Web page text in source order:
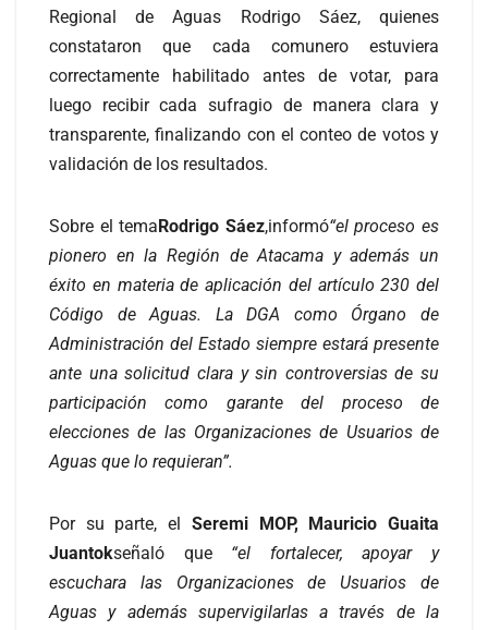
Regional de Aguas Rodrigo Sáez, quienes
constataron que cada comunero estuviera
correctamente habilitado antes de votar, para
luego recibir cada sufragio de manera clara y
transparente, finalizando con el conteo de votos y
validación de los resultados.
Sobre el tema Rodrigo Sáez,informó“el proceso es
pionero en la Región de Atacama y además un
éxito en materia de aplicación del artículo 230 del
Código de Aguas. La DGA como Órgano de
Administración del Estado siempre estará presente
ante una solicitud clara y sin controversias de su
participación como garante del proceso de
elecciones de las Organizaciones de Usuarios de
Aguas que lo requieran”.
Por su parte, el Seremi MOP, Mauricio Guaita
Juantokseñaló que “el fortalecer, apoyar y
escuchara las Organizaciones de Usuarios de
Aguas y además supervigilarlas a través de la